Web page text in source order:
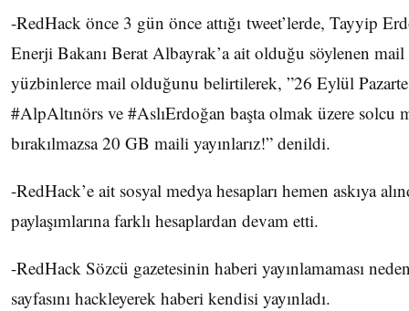
-RedHack önce 3 gün önce attığı tweet’lerde, Tayyip
Enerji Bakanı Berat Albayrak’a ait olduğu söylenen mail
yüzbinlerce mail olduğunu belirtilerek, ”26 Eylül
#AlpAltınörs ve #AslıErdoğan başta olmak üzere solcu
bırakılmazsa 20 GB maili yayınlarız!” denildi.
-RedHack’e ait sosyal medya hesapları hemen askıya
paylaşımlarına farklı hesaplardan devam etti.
-RedHack Sözcü gazetesinin haberi yayınlamaması
sayfasını hackleyerek haberi kendisi yayınladı.